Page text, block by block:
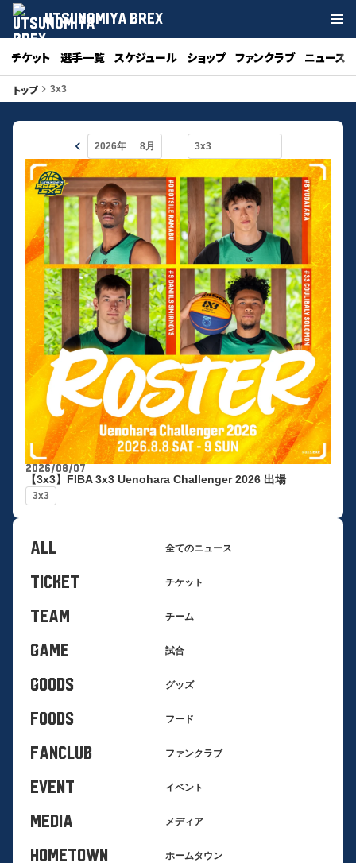
UTSUNOMIYA BREX
チケット 選手一覧 スケジュール ショップ ファンクラブ ニュース
トップkeyboard_arrow_right 3x3
keyboard_arrow_left
2026/08/07
【3x3】FIBA 3x3 Uenohara Challenger 2026 出場
3x3
ALL 全てのニュース
TICKET チケット
TEAM チーム
GAME 試合
GOODS グッズ
FOODS フード
FANCLUB ファンクラブ
EVENT イベント
MEDIA メディア
HOMETOWN ホームタウン